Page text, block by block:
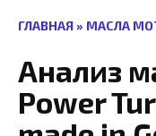
ГЛАВНАЯ » МАСЛА
Анализ
Power